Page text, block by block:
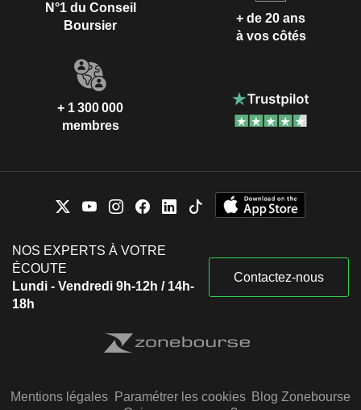
N°1 du Conseil
Boursier
+ de 20 ans
à vos côtés
+ 1 300 000
membres
NOS EXPERTS À VOTRE
ÉCOUTE
Lundi - Vendredi 9h-12h / 14h-
18h
Contactez-nous
Mentions légales Paramétrer les cookies Blog Zonebourse